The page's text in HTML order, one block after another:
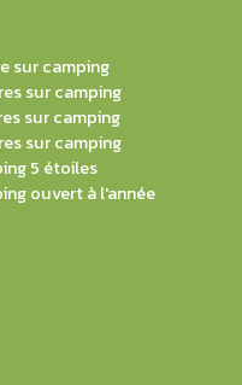
sur camping
sur camping
sur camping
sur camping
5 étoiles
ouvert à l'année